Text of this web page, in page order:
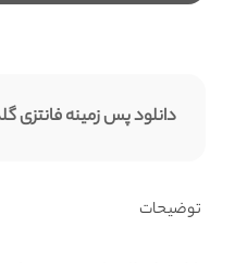
دانلود پس زمینه فانتزی
توضیحات